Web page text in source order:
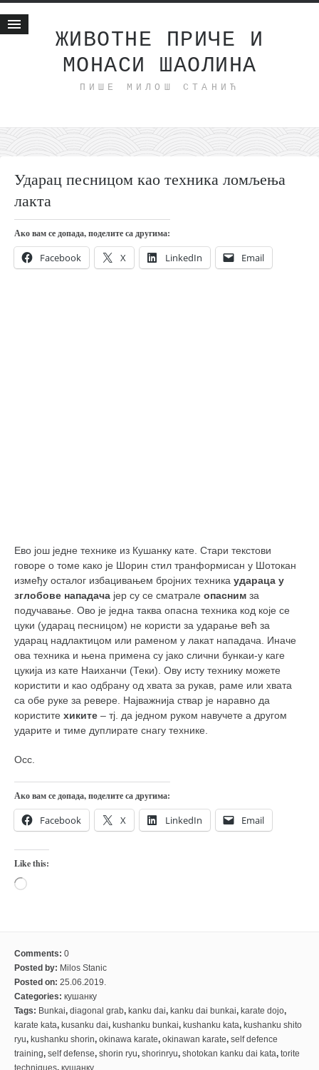
ЖИВОТНЕ ПРИЧЕ И
МОНАСИ ШАОЛИНА
ПИШЕ МИЛОШ СТАНИЋ
Животне приче
интернет пословање
исхраном до здравља
мој хаику
моменти и места
бонус садржај
светлопис
моје белешке
историја каратеа
бубиши
карате
кихон
наиханчи
кушанку
нунчаку
бо
снимци наступа
галерија клуба
чланарина
контакт
бесплатна е-књига
Ударац песницом као техника ломљења
лакта
Ако вам се допада, поделите са другима:
Facebook X LinkedIn Email
Ево још једне технике из Кушанку кате. Стари текстови
говоре о томе како је Шорин стил транформисан у Шотокан
између осталог избацивањем бројних техника удараца у
зглобове нападача јер су се сматрале опасним за
подучавање. Ово је једна таква опасна техника код које се
цуки (ударац песницом) не користи за ударање већ за
ударац надлактицом или раменом у лакат нападача. Иначе
ова техника и њена примена су јако слични бункаи-у каге
цукија из кате Наиханчи (Теки). Ову исту технику можете
користити и као одбрану од хвата за рукав, раме или хвата
са обе руке за ревере. Најважнија ствар је наравно да
користите хиките – тј. да једном руком навучете а другом
ударите и тиме дуплирате снагу технике.
Осс.
Ако вам се допада, поделите са другима:
Facebook X LinkedIn Email
Like this:
Loading…
Comments: 0
Posted by: Milos Stanic
Posted on: 25.06.2019.
Categories: кушанку
Tags: Bunkai, diagonal grab, kanku dai, kanku dai bunkai, karate dojo,
karate kata, kusanku dai, kushanku bunkai, kushanku kata, kushanku shito
ryu, kushanku shorin, okinawa karate, okinawan karate, self defence
training, self defense, shorin ryu, shorinryu, shotokan kanku dai kata, torite
techniques, кушанку